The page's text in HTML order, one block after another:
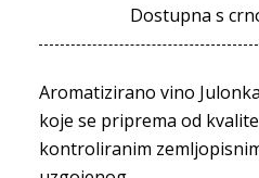
Dostupna s
Aromatizirano vino
koje se priprema od
kontroliranim